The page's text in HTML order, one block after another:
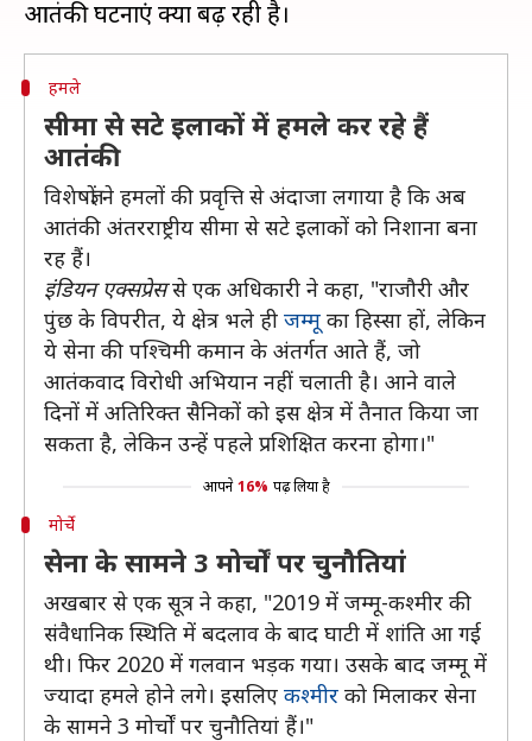
हमले
सीमा से सटे इलाकों में हमले कर रहे हैं
आतंकी
विशेषज्ञों ने हमलों की प्रवृत्ति से अंदाजा लगाया है कि अब
आतंकी अंतरराष्ट्रीय सीमा से सटे इलाकों को निशाना बना
रह हैं।
इंडियन एक्सप्रेससे एक अधिकारी ने कहा, "राजौरी और
पुंछ के विपरीत, ये क्षेत्र भले ही जम्मू का हिस्सा हों, लेकिन
ये सेना की पश्चिमी कमान के अंतर्गत आते हैं, जो
आतंकवाद विरोधी अभियान नहीं चलाती है। आने वाले
दिनों में अतिरिक्त सैनिकों को इस क्षेत्र में तैनात किया जा
सकता है, लेकिन उन्हें पहले प्रशिक्षित करना होगा।"
आपने 16% पढ़ लिया है
मोर्चे
सेना के सामने 3 मोर्चों पर चुनौतियां
अखबार से एक सूत्र ने कहा, "2019 में जम्मू-कश्मीर की
संवैधानिक स्थिति में बदलाव के बाद घाटी में शांति आ गई
थी। फिर 2020 में गलवान भड़क गया। उसके बाद जम्मू में
ज्यादा हमले होने लगे। इसलिए कश्मीर को मिलाकर सेना
के सामने 3 मोर्चों पर चुनौतियां हैं।"